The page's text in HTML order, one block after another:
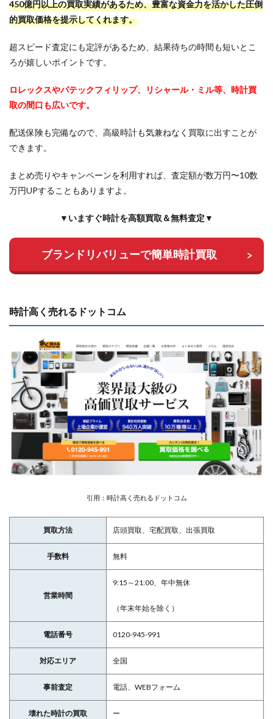
450億円以上の買取実績があるため、豊富な資金力を活かした圧倒
的買取価格を提示してくれます。
超スピード査定にも定評があるため、結果待ちの時間も短いとこ
ろが嬉しいポイントです。
ロレックスやパテックフィリップ、リシャール・ミル等、時計買
取の間口も広いです。
配送保険も完備なので、高級時計も気兼ねなく買取に出すことが
できます。
まとめ売りやキャンペーンを利用すれば、査定額が数万円〜10数
万円UPすることもありますよ。
▼いますぐ時計を高額買取＆無料査定▼
ブランドリバリューで簡単時計買取
時計高く売れるドットコム
引用：時計高く売れるドットコム
買取方法 店頭買取、宅配買取、出張買取
手数料 無料
営業時間
9:15～21:00、年中無休
（年末年始を除く）
電話番号 0120-945-991
対応エリア 全国
事前査定 電話、WEBフォーム
壊れた時計の買取 ー